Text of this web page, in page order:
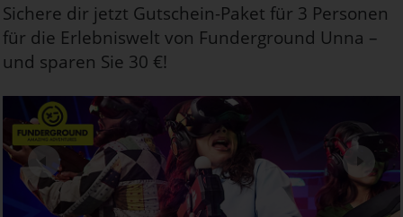
Sichere dir jetzt Gutschein-Paket für 3 Personen
für die Erlebniswelt von Funderground Unna –
und sparen Sie 30 €!
Next